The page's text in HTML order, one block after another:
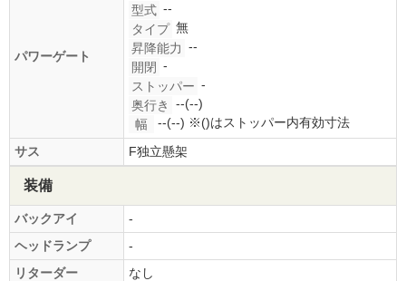
パワーゲート
型式 --
タイプ 無
昇降能力 --
開閉 -
ストッパー -
奥行き
--(--)
幅
--(--) ※()はストッパー内有効寸法
サス
F独立懸架
装備
バックアイ
-
ヘッドランプ
-
リターダー
なし